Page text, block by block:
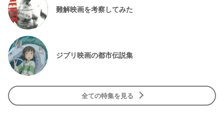
難解映画を考察してみた
ジブリ映画の都市伝説集
全ての特集を見る